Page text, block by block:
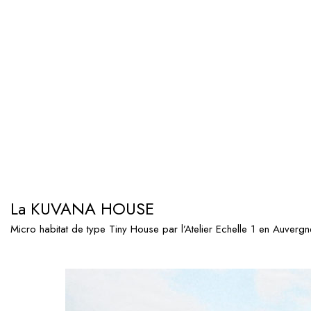
La KUVANA HOUSE
Micro habitat de type Tiny House par l’Atelier Echelle 1 en